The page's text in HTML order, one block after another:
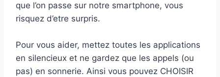
que l’on passe sur notre smartphone, vous
risquez d’etre surpris.
Pour vous aider, mettez toutes les applications
en silencieux et ne gardez que les appels (ou
pas) en sonnerie. Ainsi vous pouvez CHOISIR